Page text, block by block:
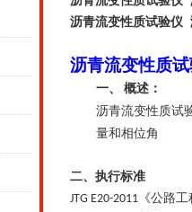
沥青流变性质试验仪
沥青流变性质
一、 概述：
沥青流变性质试
量和相位角
二、执行标准
JTG E20-2011 《公路